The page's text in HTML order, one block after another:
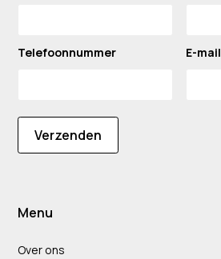
Telefoonnummer E-mail
Verzenden
Menu
Over ons